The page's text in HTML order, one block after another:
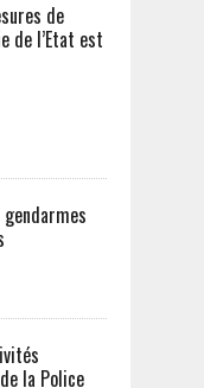
de
de l’Etat est
la Police